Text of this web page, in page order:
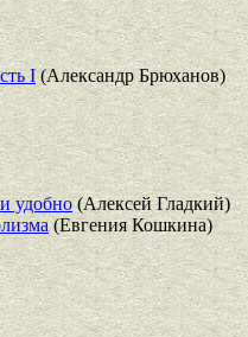
I(Александр Брюханов)
удобно (Алексей Гладкий)
(Евгения Кошкина)